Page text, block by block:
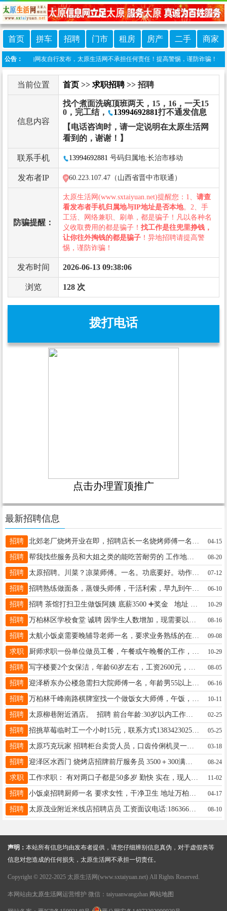
首页 拼车 招聘 门市 租房 房产 二手 商家
公告：
目信息由网友自行发布，太原生活网不承担任何责任！提高警惕，谨防诈骗！做推
当前位置 首页 >> 求职招聘>> 招聘
信息内容
找个煮面洗碗顶班两天，15，16，一天15
0，完工结，
13994692881打不通发信息
【电话咨询时，请一定说明在太原生活网
看到的，谢谢！】
联系手机 13994692881 号码归属地:长治市移动
发布者IP 60.223.107.47（山西省晋中市联通）
防骗提醒：
太原生活网(www.sxtaiyuan.net)提醒您：1、 请查
看发布者手机归属地与IP地址是否本地。2、手
工活、网络兼职、刷单，都是骗子！凡以各种名
义收取费用的都是骗子！ 找工作是往兜里挣钱，
让你往外掏钱的都是骗子 ！异地招聘请提高警
惕，谨防诈骗！
发布时间 2026-06-13 09:38:06
浏览 128 次
拨打电话
点击办理置顶推广
最新招聘信息
招聘 04-15
招聘 帮我找些服务员和大姐之类的能吃苦耐劳的 工作地点：和平北路奥莱猴子山下 服务员3800—4800 保洁人员3800—4000！ 管吃管住，宿舍空调洗衣机 联系方式15935141809 08-20
招聘 太原招聘。川菜？凉菜师傅。一名。功底要好。动作快。有责任心。工资。10000联系电话。16608159999过年不放假？ 07-12
招聘 招聘熟练做面条，蒸馒头师傅，干活利索，早九到午二！下午五点到九点 地址:汾东南路和正阳西街交叉口，华铭充电站， 联系电话:18636654344郝 06-10
招聘 10-29
招聘 08-16
招聘 太航小饭桌需要晚辅导老师一名，要求业务熟练的在校大学生，有责任心，有爱心，能管住学生。电话13513639614 09-08
求职 10-29
招聘 08-05
招聘 06-16
招聘 10-11
招聘 太原柳巷附近酒店。 招聘 前台年龄:30岁以内工作内容:办理开房，退房，预订，开发票等管吃管住，3000底薪+200全勤+提成房嫂:打扫客房管吃管住，2600底薪+200全勤+提成 联系电话153 6483 4807 招聘招聘要求：1、年龄在65周岁以下，男女不限，有经验者优先2、有责任心，服从安排，工作积极，认真负责薪资待遇：2600-2700福利薪酬：包吃住工作内容：打扫居民楼栋，要求每日一洗一拖地址：小店区平阳路 136 号中环名邸(6904 旁）联系电话：15035183162 02-25
招聘 招挑草莓临时工一个小时15元，联系方式13834230250，一天一结，地址 南坪头村 05-25
招聘 太原巧克玩家 招聘柜台卖货人员，口齿伶俐机灵一点，最好干过销售，要长期干的！需要有健康证！ 4500（4200+300全勤）+提成 10个小时，月休四天！ 每月20号发工资，管住！ 地址：食品街巧克玩家太原首店 联系：15935086082（微信同号） 03-18
招聘 迎泽区水西门 烧烤店招牌前厅服务员 3500＋300满勤 公休三天 17635113666 08-24
求职 11-02
招聘 04-17
招聘 太原茂业附近米线店招聘店员 工资面议电话:18636639922 08-10
声明： 本站所有信息均由发布者提供，请您仔细辨别信息真伪，对于虚假类等
信息对您造成的任何损失，太原生活网不承担一切责任。
Copyright © 2022-2025 太原生活网(www.sxtaiyuan.net) All Rights Reserved.
本网站由太原生活网 运营维护 微信：taiyuanwangzhan 网站地图